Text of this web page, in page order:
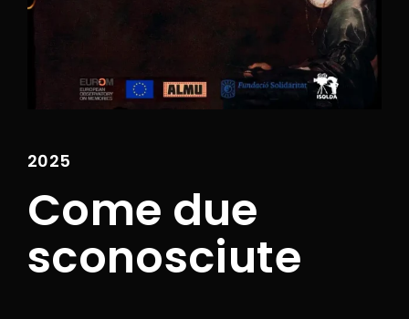
2025
Come due
sconosciute